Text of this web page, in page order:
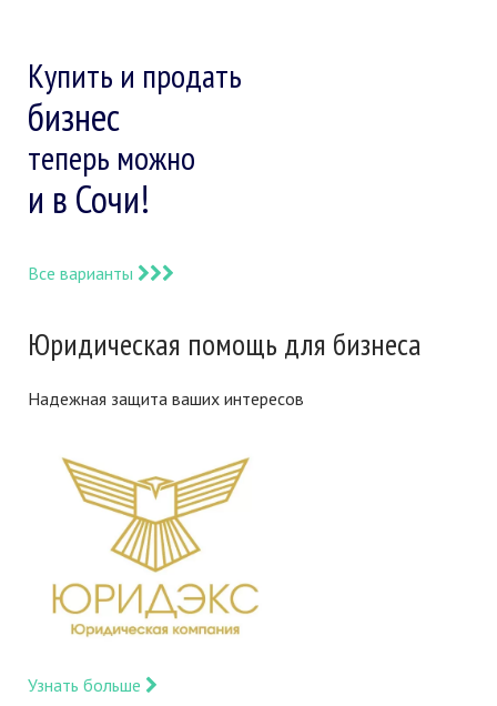
Купить и продать
бизнес
теперь можно
и в Сочи!
Все варианты
Юридическая помощь для бизнеса
Надежная защита ваших интересов
Узнать больше